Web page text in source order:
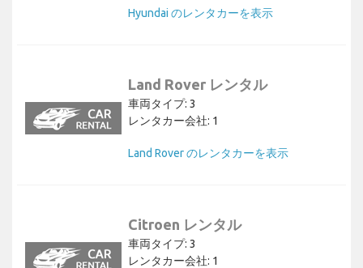
Hyundai のレンタカーを表示
Land Rover レンタル
車両タイプ: 3
レンタカー会社: 1
Land Rover のレンタカーを表示
Citroen レンタル
車両タイプ: 3
レンタカー会社: 1